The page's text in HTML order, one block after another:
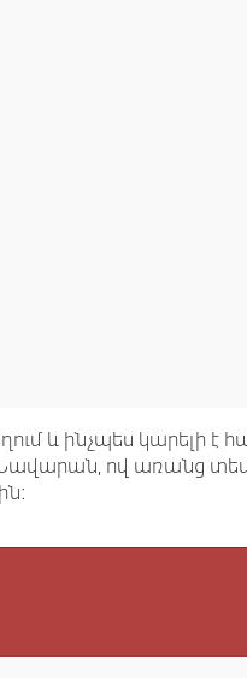
և ինչպես կարելի է
ով առանց